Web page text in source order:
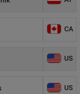
CA
US
US